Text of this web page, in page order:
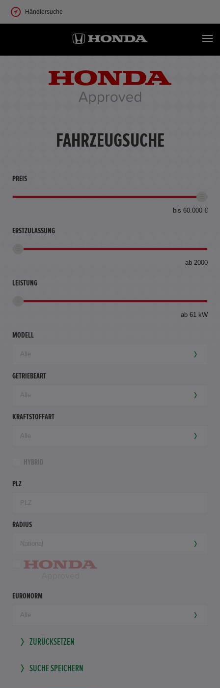
Händlersuche
FAHRZEUGSUCHE
PREIS
bis 60.000 €
ERSTZULASSUNG
ab 2000
LEISTUNG
ab 61 kW
MODELL
GETRIEBEART
KRAFTSTOFFART
HYBRID
PLZ
RADIUS
EURONORM
ZURÜCKSETZEN
SUCHE SPEICHERN